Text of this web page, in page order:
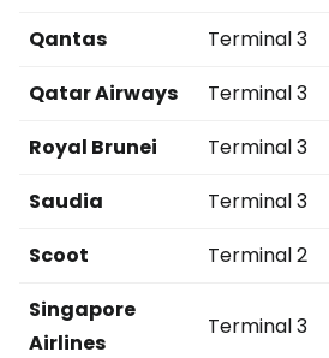
Qantas Terminal 3
Qatar Airways
Terminal 3
Royal Brunei
Terminal 3
Saudia
Terminal 3
Scoot
Terminal 2
Singapore
Airlines
Terminal 3